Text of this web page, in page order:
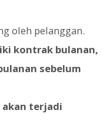
oleh pelanggan.
kontrak bulanan,
sebelum
akan terjadi